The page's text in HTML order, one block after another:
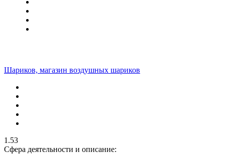
Шариков, магазин воздушных шариков
1.53
Сфера деятельности и описание: